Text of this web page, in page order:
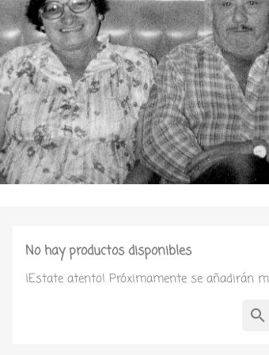
No hay productos disponibles
¡Estate atento! Próximamente se añadirán
search